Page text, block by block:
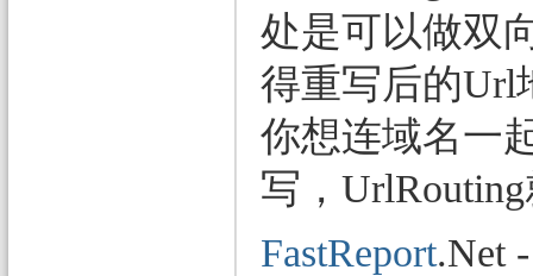
处是可以做双
得重写后的Url
你想连域名一
写，
FastReport.Net